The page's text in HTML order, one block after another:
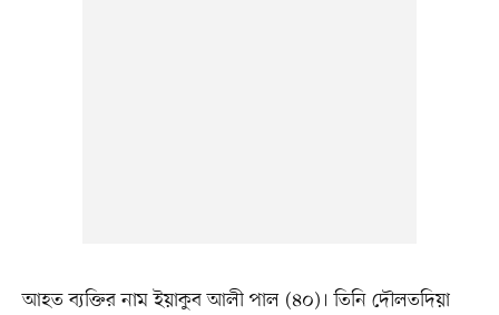
আহত ব্যক্তির নাম ইয়াকুব আলী পাল (৪০)। তিনি দৌলতদিয়া